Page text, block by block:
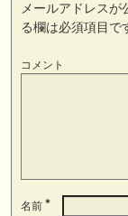
メールアドレスが
る欄は必須項目で
コメント
名前*